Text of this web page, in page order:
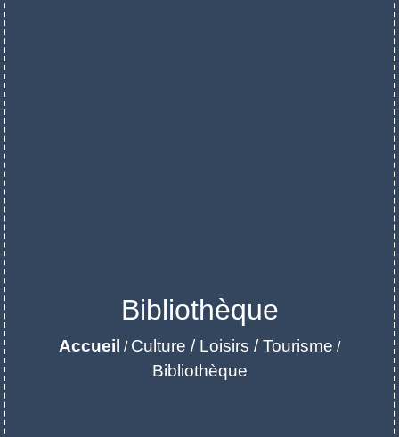
Bibliothèque
Accueil / Culture / Loisirs / Tourisme /
Bibliothèque